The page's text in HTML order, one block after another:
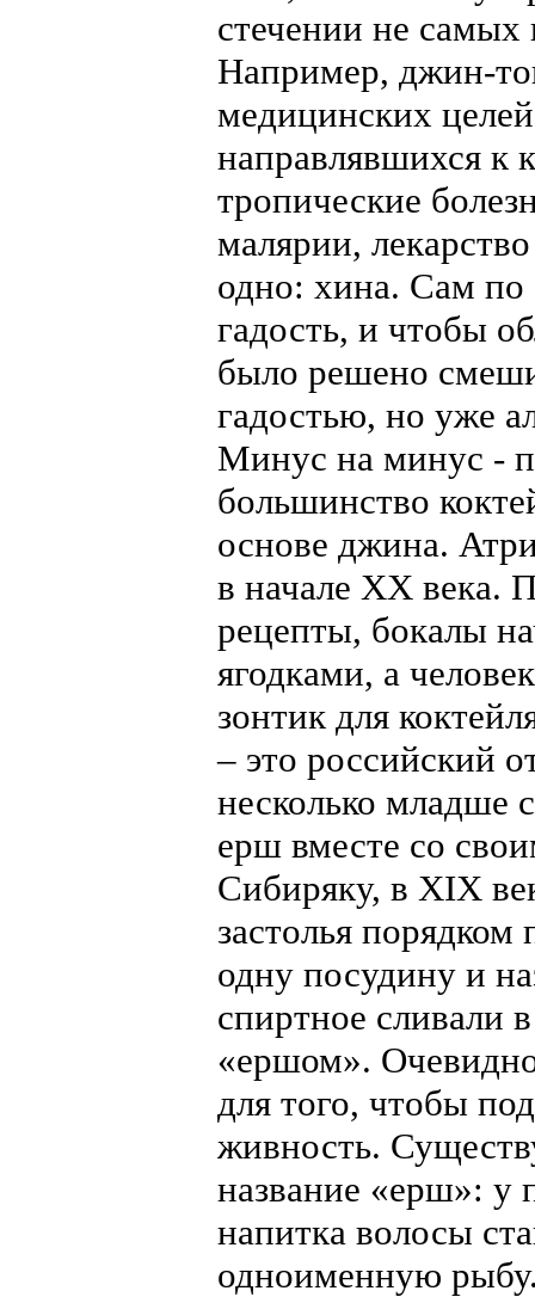
стечении не самых
Например, джин-
медицинских
направлявшихся к
тропические
малярии,
одно: хина. Сам по
гадость, и чтобы
было решено
гадостью, но уже
Минус на минус -
большинство
основе джина.
в начале ХХ века.
рецепты, бокалы
ягодками, а
зонтик для
– это российский
несколько младше
ерш вместе со
Сибиряку, в XIX
застолья
одну посудину и
спиртное сливали
«ершом».
для того, чтобы
живность.
название «ерш»: у
напитка волосы
одноименную